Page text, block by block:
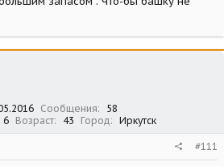
Сообщения
58
6 Возраст 43 Город Иркутск
#111